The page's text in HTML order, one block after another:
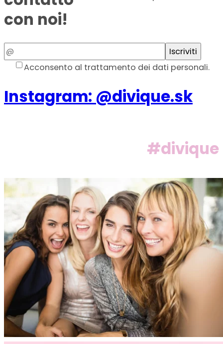
con noi!
Email
Iscriviti
Acconsento al trattamento dei dati personali.
Instagram: @divique.sk
#divique